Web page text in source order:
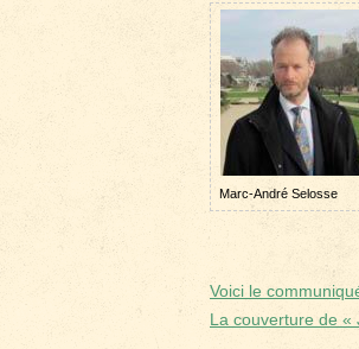
Marc-André Selosse
Voici le
La couverture de «